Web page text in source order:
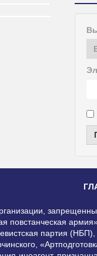
повстанческая
партия